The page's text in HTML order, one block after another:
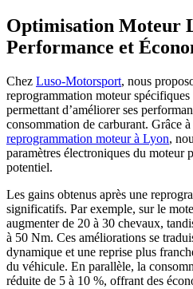
Optimisation Moteur
Performance et
Chez Luso-Motorsport, nous
reprogrammation moteur
permettant d’améliorer ses
consommation de carburant. Grâce
reprogrammation moteur à Lyon,
paramètres électroniques du moteur
potentiel.
Les gains obtenus après une
significatifs. Par exemple, sur le
augmenter de 20 à 30 chevaux,
à 50 Nm. Ces améliorations se
dynamique et une reprise plus
du véhicule. En parallèle, la
réduite de 5 à 10 %, offrant des